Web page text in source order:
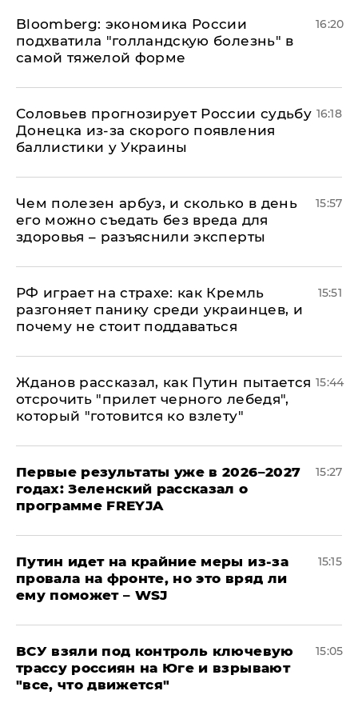
Bloomberg: экономика России
подхватила "голландскую болезнь" в
самой тяжелой форме
16:20
Соловьев прогнозирует России судьбу
Донецка из-за скорого появления
баллистики у Украины
16:18
Чем полезен арбуз, и сколько в день
его можно съедать без вреда для
здоровья – разъяснили эксперты
15:57
РФ играет на страхе: как Кремль
разгоняет панику среди украинцев, и
почему не стоит поддаваться
15:51
Жданов рассказал, как Путин пытается
отсрочить "прилет черного лебедя",
который "готовится ко взлету"
15:44
Первые результаты уже в 2026–2027
годах: Зеленский рассказал о
программе FREYJA
15:27
Путин идет на крайние меры из-за
провала на фронте, но это вряд ли
ему поможет – WSJ
15:15
ВСУ взяли под контроль ключевую
трассу россиян на Юге и взрывают
"все, что движется"
15:05